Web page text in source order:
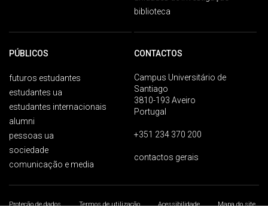
biblioteca
PÚBLICOS
futuros estudantes
estudantes ua
estudantes internacionais
alumni
pessoas ua
sociedade
comunicação e media
CONTACTOS
Campus Universitário de
Santiago
3810-193 Aveiro
Portugal
+351 234 370 200
contactos gerais
Proteção de dados Termos de utilização Acessibilidade Mapa do site